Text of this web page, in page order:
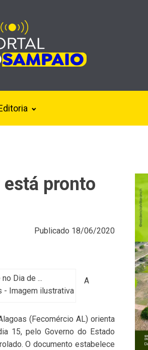
pronto
Publicado 18/06/2020
- Imagem ilustrativa
A
(Fecomércio AL) orienta
15, pelo Governo do Estado
O documento estabelece